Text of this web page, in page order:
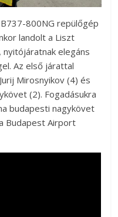
800NG repülőgép
landolt a Liszt
elegáns
Az első járattal
Mirosnyikov (4) és
(2). Fogadásukra
budapesti nagykövet
Budapest Airport